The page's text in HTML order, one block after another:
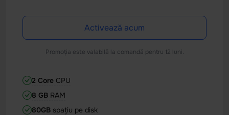
Activează acum
Promoția este valabilă la comandă pentru 12 luni.
2 Core CPU
8 GB RAM
80GB spațiu pe disk